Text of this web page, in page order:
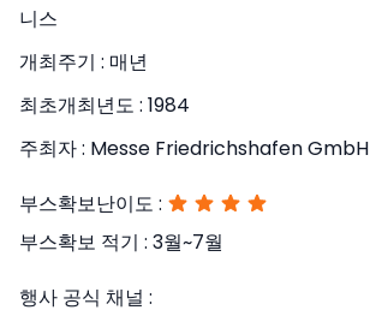
니스
개최주기 : 매년
최초개최년도 : 1984
주최자 : Messe Friedrichshafen GmbH
부스확보난이도 :
부스확보 적기 : 3월~7월
행사 공식 채널 :